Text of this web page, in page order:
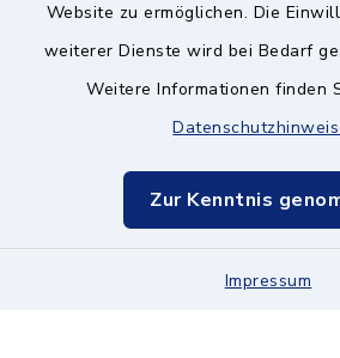
Website zu ermöglichen. Die
weiterer Dienste wird bei Bedarf
Weitere Informationen finden
Zur Kenntnis
Impressum
Datenschutz
Sitemap